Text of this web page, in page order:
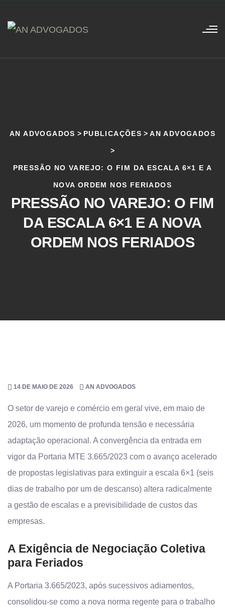
AN ADVOGADOS > PUBLICAÇÕES >AN ADVOGADOS
>
PRESSÃO NO VAREJO: O FIM DA ESCALA 6×1 E A
NOVA ORDEM NOS FERIADOS
PRESSÃO NO VAREJO: O FIM
DA ESCALA 6×1 E A NOVA
ORDEM NOS FERIADOS
14 DE MAIO DE 2026 AN ADVOGADOS
O setor de varejo e comércio em geral vive, em maio de
2026, um momento de profunda tensão e necessária
adaptação operacional. A convergência da entrada em
vigor da Portaria MTE 3.665/2023 com o avanço acelerado
de propostas legislativas para extinguir a escala 6×1 (seis
dias de trabalho por um de descanso) altera radicalmente
a gestão de escalas e a previsibilidade de custos das
empresas.
A Exigência de Negociação Coletiva
para Feriados
A Portaria 3.665/2023, após sucessivos adiamentos,
consolidou-se como a nova norma regente para o trabalho